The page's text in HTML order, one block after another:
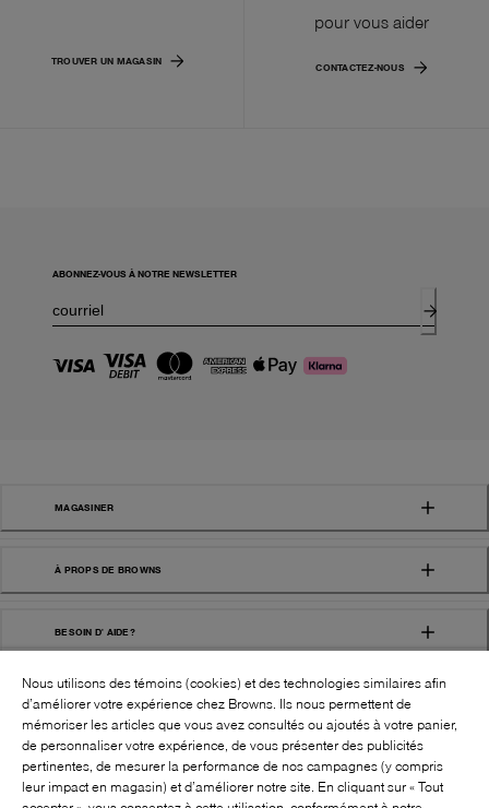
TROUVER UN MAGASIN
pour vous aider
CONTACTEZ-NOUS
ABONNEZ-VOUS À NOTRE NEWSLETTER
MAGASINER
À PROPS DE BROWNS
BESOIN D' AIDE?
SUIVEZ-NOUS!:
Nous utilisons des témoins (cookies) et des technologies similaires afin
d’améliorer votre expérience chez Browns. Ils nous permettent de
mémoriser les articles que vous avez consultés ou ajoutés à votre panier,
de personnaliser votre expérience, de vous présenter des publicités
pertinentes, de mesurer la performance de nos campagnes (y compris
leur impact en magasin) et d’améliorer notre site. En cliquant sur « Tout